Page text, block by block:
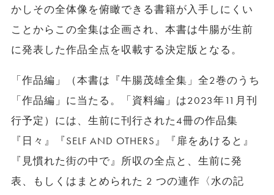
かしその全体像を俯瞰できる書籍が入手しにくい
ことからこの全集は企画され、本書は牛腸が生前
に発表した作品全点を収載する決定版となる。
「作品編」（本書は『牛腸茂雄全集」全2巻のうち
「作品編」に当たる。「資料編」は2023年11月刊
行予定）には、生前に刊行された4冊の作品集
『日々』『SELF AND OTHERS』『扉をあけると』
『見慣れた街の中で』所収の全点と、生前に発
表、もしくはまとめられた 2 つの連作〈水の記